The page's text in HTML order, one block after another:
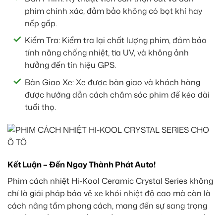
phim chính xác, đảm bảo không có bọt khí hay
nếp gấp.
Kiểm Tra: Kiểm tra lại chất lượng phim, đảm bảo
tính năng chống nhiệt, tia UV, và không ảnh
hưởng đến tín hiệu GPS.
Bàn Giao Xe: Xe được bàn giao và khách hàng
được hướng dẫn cách chăm sóc phim để kéo dài
tuổi thọ.
Kết Luận – Đến Ngay Thành Phát Auto!
Phim cách nhiệt Hi-Kool Ceramic Crystal Series không
chỉ là giải pháp bảo vệ xe khỏi nhiệt độ cao mà còn là
cách nâng tầm phong cách, mang đến sự sang trọng